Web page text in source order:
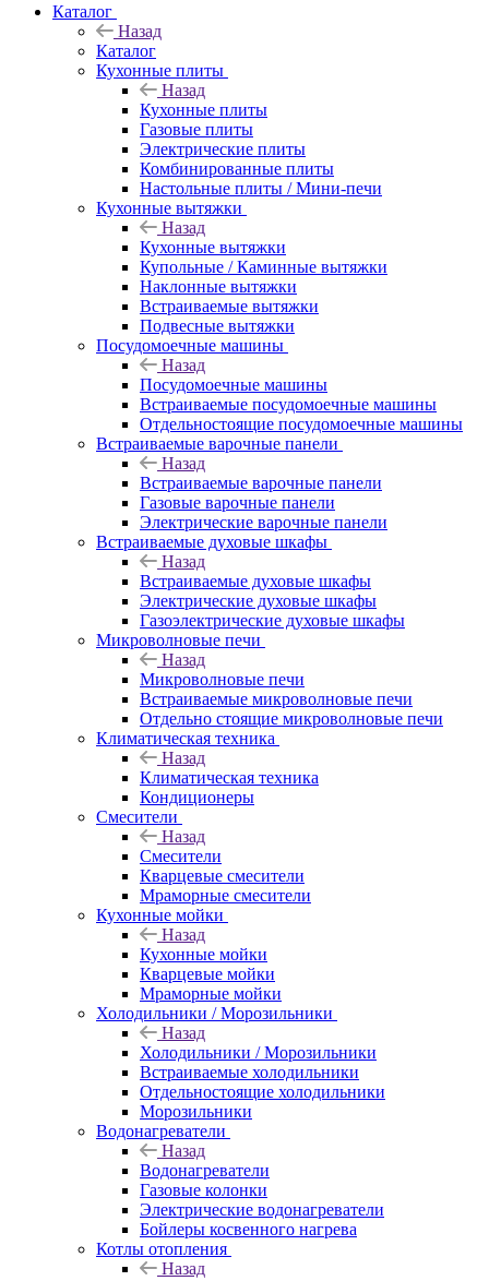
Каталог
Назад
Каталог
Кухонные плиты
Назад
Кухонные плиты
Газовые плиты
Электрические плиты
Комбинированные плиты
Настольные плиты / Мини-печи
Кухонные вытяжки
Назад
Кухонные вытяжки
Купольные / Каминные вытяжки
Наклонные вытяжки
Встраиваемые вытяжки
Подвесные вытяжки
Посудомоечные машины
Назад
Посудомоечные машины
Встраиваемые посудомоечные машины
Отдельностоящие посудомоечные машины
Встраиваемые варочные панели
Назад
Встраиваемые варочные панели
Газовые варочные панели
Электрические варочные панели
Встраиваемые духовые шкафы
Назад
Встраиваемые духовые шкафы
Электрические духовые шкафы
Газоэлектрические духовые шкафы
Микроволновые печи
Назад
Микроволновые печи
Встраиваемые микроволновые печи
Отдельно стоящие микроволновые печи
Климатическая техника
Назад
Климатическая техника
Кондиционеры
Смесители
Назад
Смесители
Кварцевые смесители
Мраморные смесители
Кухонные мойки
Назад
Кухонные мойки
Кварцевые мойки
Мраморные мойки
Холодильники / Морозильники
Назад
Холодильники / Морозильники
Встраиваемые холодильники
Отдельностоящие холодильники
Морозильники
Водонагреватели
Назад
Водонагреватели
Газовые колонки
Электрические водонагреватели
Бойлеры косвенного нагрева
Котлы отопления
Назад